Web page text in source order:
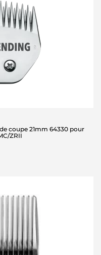
coupe 21mm 64330 pour
ZRII